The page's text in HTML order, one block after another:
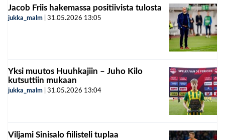
Jacob Friis hakemassa positiivista tulosta
jukka_malm 31.05.2026 13:05
Yksi muutos Huuhkajiin – Juho Kilo
kutsuttiin mukaan
jukka_malm 31.05.2026 13:04
Viljami Sinisalo fiilisteli tuplaa